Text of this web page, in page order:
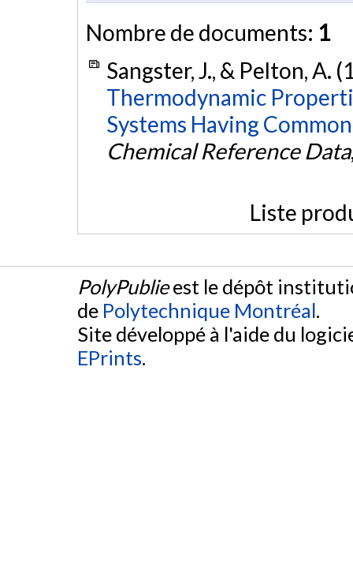
Nombre de documents: 1
Sangster, J., & Pelton, A.
Thermodynamic
Systems Having
Chemical Reference Data
Liste
PolyPublieest le dépôt
de Polytechnique Montréal.
Site développé à l'aide du
EPrints.